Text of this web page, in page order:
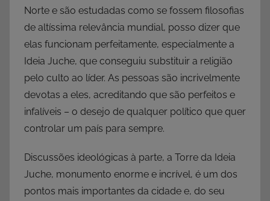
Norte e são estudadas como se fossem filosofias
de altíssima relevância mundial, posso dizer que
elas funcionam perfeitamente, especialmente a
Ideia Juche, que conseguiu substituir a religião
pelo culto ao líder. As pessoas são incrivelmente
devotas a eles, acreditando que são perfeitos e
infalíveis – o desejo de qualquer político que quer
controlar um país para sempre.
Discussões ideológicas à parte, a Torre da Ideia
Juche, monumento enorme e incrível, é um dos
pontos mais importantes da cidade e, do seu